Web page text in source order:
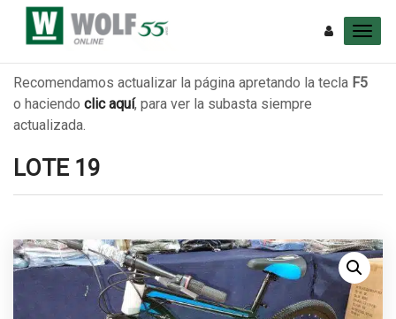
Recomendamos actualizar la página apretando la tecla F5
o haciendo clic aquí, para ver la subasta siempre
actualizada.
LOTE 19